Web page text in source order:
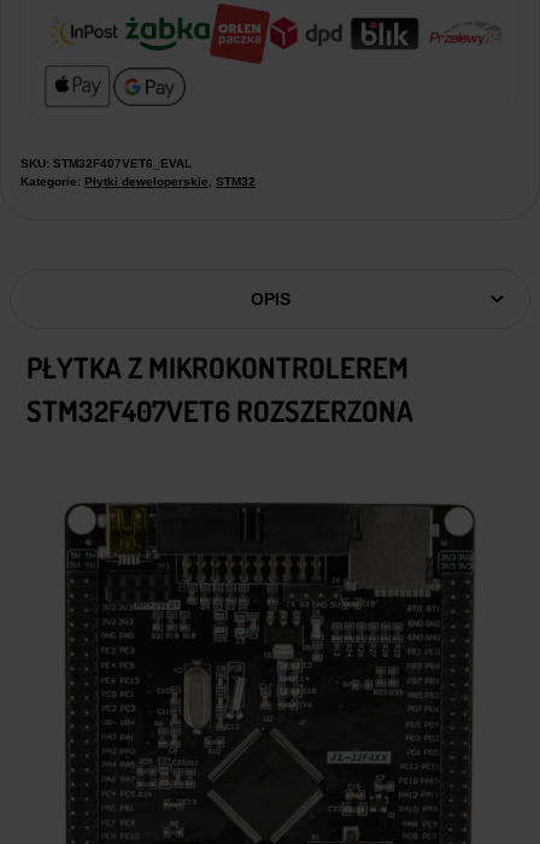
SKU: STM32F407VET6_EVAL
Kategorie: Płytki deweloperskie STM32
OPIS
PŁYTKA Z MIKROKONTROLEREM
STM32F407VET6 ROZSZERZONA